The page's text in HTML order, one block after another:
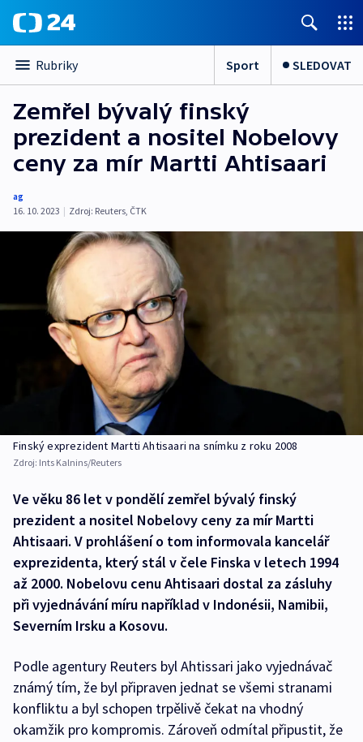
Rubriky Sport SLEDOVAT
Zemřel bývalý finský
prezident a nositel Nobelovy
ceny za mír Martti Ahtisaari
ag
16. 10. 2023 | Zdroj: Reuters, ČTK
Finský exprezident Martti Ahtisaari na snímku z roku 2008
Zdroj: Ints Kalnins/Reuters
Ve věku 86 let v pondělí zemřel bývalý finský
prezident a nositel Nobelovy ceny za mír Martti
Ahtisaari. V prohlášení o tom informovala kancelář
exprezidenta, který stál v čele Finska v letech 1994
až 2000. Nobelovu cenu Ahtisaari dostal za zásluhy
při vyjednávání míru například v Indonésii, Namibii,
Severním Irsku a Kosovu.
Podle agentury Reuters byl Ahtissari jako vyjednávač
známý tím, že byl připraven jednat se všemi stranami
konfliktu a byl schopen trpělivě čekat na vhodný
okamžik pro kompromis. Zároveň odmítal připustit, že